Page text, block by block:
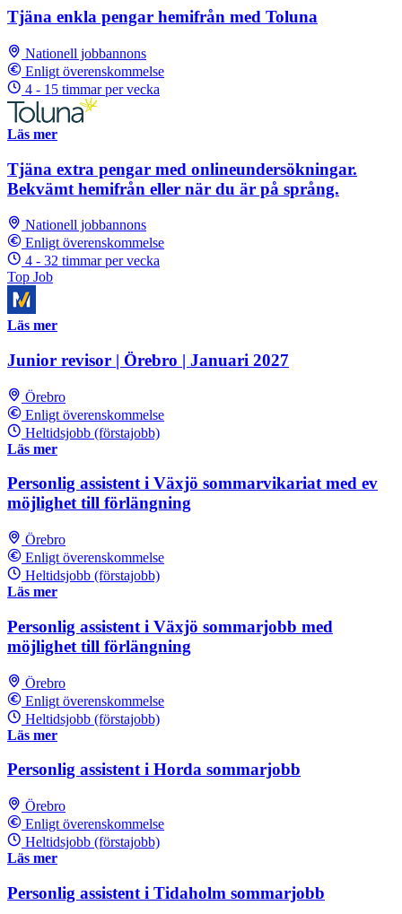
Tjäna enkla pengar hemifrån med Toluna
Nationell jobbannons
Enligt överenskommelse
4 - 15 timmar per vecka
Läs mer
Tjäna extra pengar med onlineundersökningar.
Bekvämt hemifrån eller när du är på språng.
Nationell jobbannons
Enligt överenskommelse
4 - 32 timmar per vecka
Top Job
Läs mer
Junior revisor | Örebro | Januari 2027
Örebro
Enligt överenskommelse
Heltidsjobb (förstajobb)
Läs mer
Personlig assistent i Växjö sommarvikariat med ev
möjlighet till förlängning
Örebro
Enligt överenskommelse
Heltidsjobb (förstajobb)
Läs mer
Personlig assistent i Växjö sommarjobb med
möjlighet till förlängning
Örebro
Enligt överenskommelse
Heltidsjobb (förstajobb)
Läs mer
Personlig assistent i Horda sommarjobb
Örebro
Enligt överenskommelse
Heltidsjobb (förstajobb)
Läs mer
Personlig assistent i Tidaholm sommarjobb